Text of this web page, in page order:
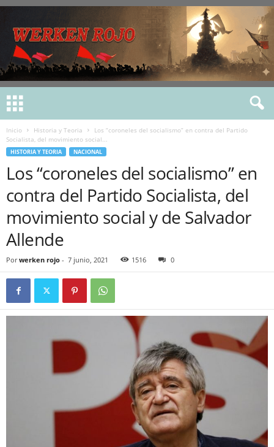
Inicio Historia y Teoria
Los “coroneles del socialismo” en contra del Partido
Socialista, del movimiento social...
HISTORIA Y TEORIA NACIONAL
Los “coroneles del socialismo” en
contra del Partido Socialista, del
movimiento social y de Salvador
Allende
Por werken rojo - 7 junio, 2021 1516 0